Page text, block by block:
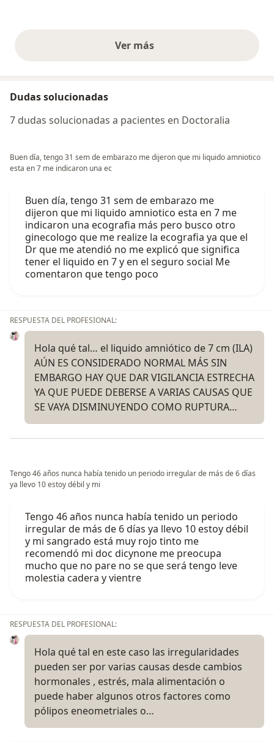
Ver másopiniones anteriores
Dudas solucionadas
7 dudas solucionadas a pacientes en Doctoralia
Buen día, tengo 31 sem de embarazo me dijeron que mi liquido amniotico
esta en 7 me indicaron una ec
Buen día, tengo 31 sem de embarazo me
dijeron que mi liquido amniotico esta en 7 me
indicaron una ecografia más pero busco otro
ginecologo que me realize la ecografia ya que el
Dr que me atendió no me explicó que significa
tener el liquido en 7 y en el seguro social Me
comentaron que tengo poco
RESPUESTA DEL PROFESIONAL:
Hola qué tal… el liquido amniótico de 7 cm (ILA)
AÚN ES CONSIDERADO NORMAL MÁS SIN
EMBARGO HAY QUE DAR VIGILANCIA ESTRECHA
YA QUE PUEDE DEBERSE A VARIAS CAUSAS QUE
SE VAYA DISMINUYENDO COMO RUPTURA…
Tengo 46 años nunca había tenido un periodo irregular de más de 6 días
ya llevo 10 estoy débil y mi
Tengo 46 años nunca había tenido un periodo
irregular de más de 6 días ya llevo 10 estoy débil
y mi sangrado está muy rojo tinto me
recomendó mi doc dicynone me preocupa
mucho que no pare no se que será tengo leve
molestia cadera y vientre
RESPUESTA DEL PROFESIONAL:
Hola qué tal en este caso las irregularidades
pueden ser por varias causas desde cambios
hormonales , estrés, mala alimentación o
puede haber algunos otros factores como
pólipos eneometriales o…